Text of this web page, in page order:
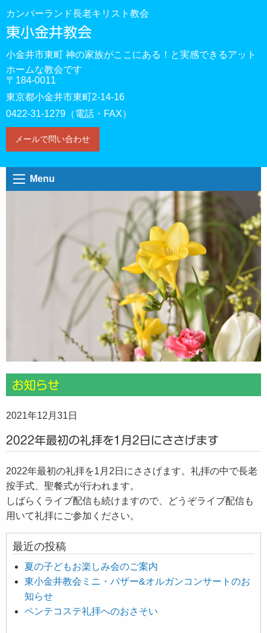
カンバーランド長老キリスト教会
東小金井教会
小金井市東町 神の家族がここにある！と実感できるアット
ホームな教会です
〒184-0011
東京都小金井市東町2-14-16
0422-31-1279（電話・FAX）
メールで問い合わせ
Menu
お知らせ
2021年12月31日
2022年最初の礼拝を1月2日にささげます
2022年最初の礼拝を1月2日にささげます。礼拝の中で長老
按手式、聖餐式が行われます。
しばらくライブ配信も続けますので、どうぞライブ配信も
用いて礼拝にご参加ください。
最近の投稿
夏の子どもお楽しみ会のご案内
東小金井教会ミニ・バザー&オルガンコンサートのお
知らせ
ペンテコステ礼拝へのおさそい